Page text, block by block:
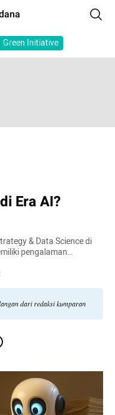
Green Initiative
Era AI?
& Data Science di
pengalaman
dari redaksi kumparan